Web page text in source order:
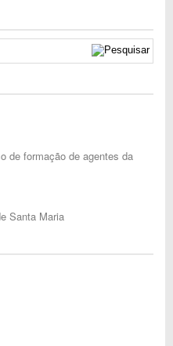
de formação de agentes da
Santa Maria